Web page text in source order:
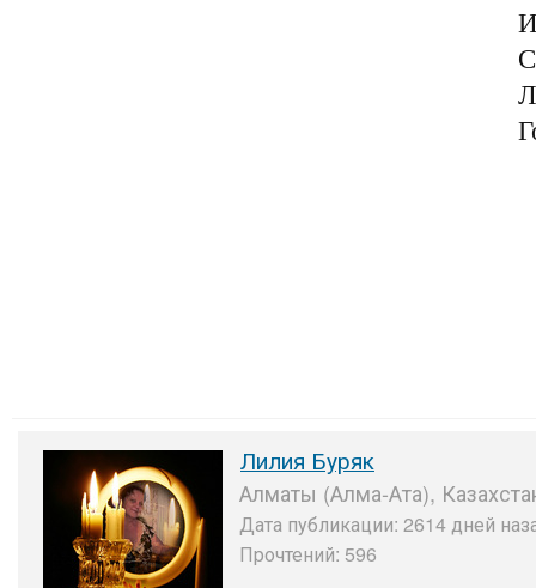
Лилия Буряк
Алматы (Алма-Ата),
Дата публикации: 2614 дней
Прочтений: 596